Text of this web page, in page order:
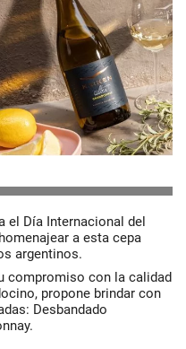
el Día Internacional del
a esta cepa
argentinos.
compromiso con la calidad
propone brindar con
Desbandado